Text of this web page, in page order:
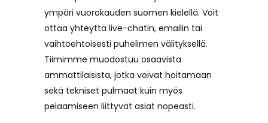
ympäri vuorokauden suomen kielellä. Voit
ottaa yhteyttä live-chatin, emailin tai
vaihtoehtoisesti puhelimen välityksellä.
Tiimimme muodostuu osaavista
ammattilaisista, jotka voivat hoitamaan
sekä tekniset pulmaat kuin myös
pelaamiseen liittyvät asiat nopeasti.